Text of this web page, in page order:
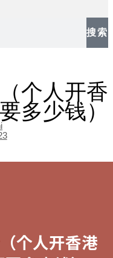
搜索
个人开香
多少钱）